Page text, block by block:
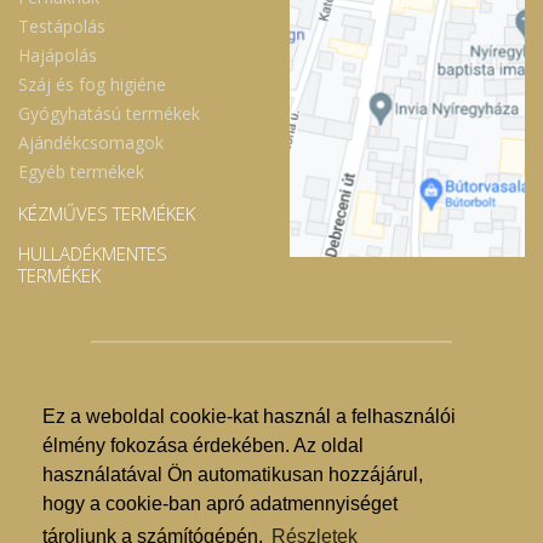
Ez a weboldal cookie-kat használ a felhasználói
élmény fokozása érdekében. Az oldal
használatával Ön automatikusan hozzájárul,
hogy a cookie-ban apró adatmennyiséget
tároljunk a számítógépén. Részletek
Testápolás
Hajápolás
Száj és fog higiéne
Gyógyhatású termékek
Ajándékcsomagok
Egyéb termékek
KÉZMŰVES TERMÉKEK
HULLADÉKMENTES
TERMÉKEK
© Nyíregyházi Kosár Közösség 2019.
Hogyan lehet vásárolni?
GDPR